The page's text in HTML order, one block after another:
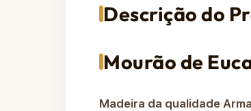
Descrição do
Mourão de
Madeira da qualidade